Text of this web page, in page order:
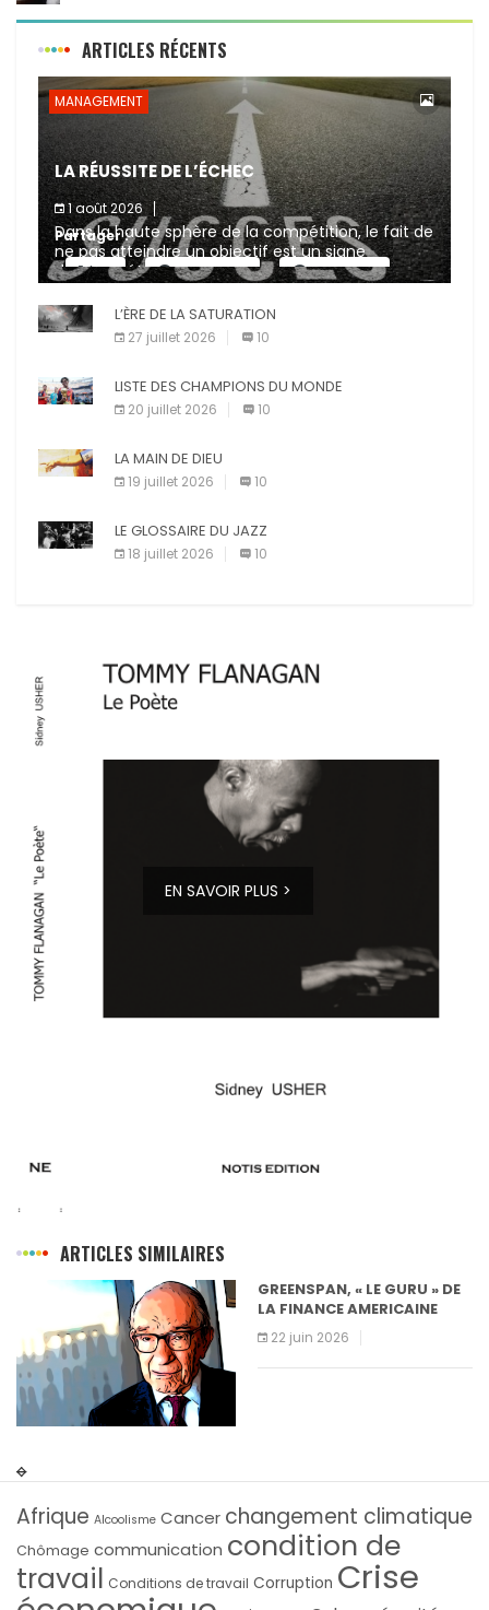
ARTICLES RÉCENTS
MANAGEMENT
LA RÉUSSITE DE L’ÉCHEC
1 août 2026
Dans la haute sphère de la compétition, le fait de
ne pas atteindre un objectif est un signe
d’incompétence et une source de sanctions
diverses (avertissement, […]
Partager :
X Facebook Pinterest
E-mail Imprimer
L’ÈRE DE LA SATURATION
27 juillet 2026 10
LISTE DES CHAMPIONS DU MONDE
20 juillet 2026 10
LA MAIN DE DIEU
19 juillet 2026 10
LE GLOSSAIRE DU JAZZ
18 juillet 2026 10
EN SAVOIR PLUS >
ARTICLES SIMILAIRES
« LE GURU » DE
AMERICAINE
juin 2026
IL
Afrique Alcoolisme Cancer changement climatique
Chômage communication condition de
travail Conditions de travail Corruption Crise